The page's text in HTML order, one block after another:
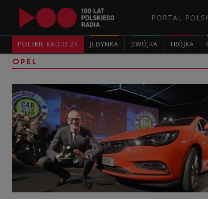
PORTAL
POLSKIE RADIO 24 JEDYNKA DWÓJKA TRÓJKA
OPEL